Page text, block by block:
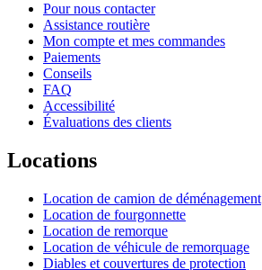
Pour nous contacter
Assistance routière
Mon compte et mes commandes
Paiements
Conseils
FAQ
Accessibilité
Évaluations des clients
Locations
Location de camion de déménagement
Location de fourgonnette
Location de remorque
Location de véhicule de remorquage
Diables et couvertures de protection